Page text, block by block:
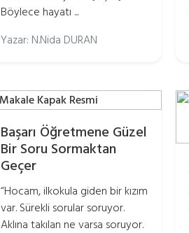
Böylece hayatı ...
Yazar: N.Nida DURAN
Başarı Öğretmene Güzel
Bir Soru Sormaktan
Geçer
“Hocam, ilkokula giden bir kızım
var. Sürekli sorular soruyor.
Aklına takılan ne varsa soruyor.